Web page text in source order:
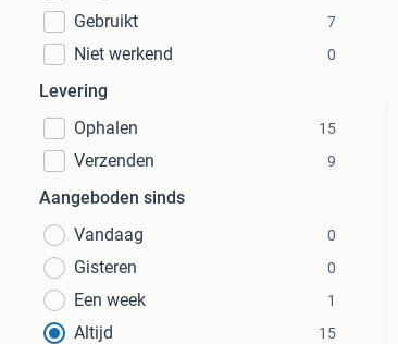
Gebruikt 7
Niet werkend 0
Levering
Ophalen
15
Verzenden 9
Aangeboden sinds
Vandaag
0
Gisteren 0
Een week 1
Altijd 15